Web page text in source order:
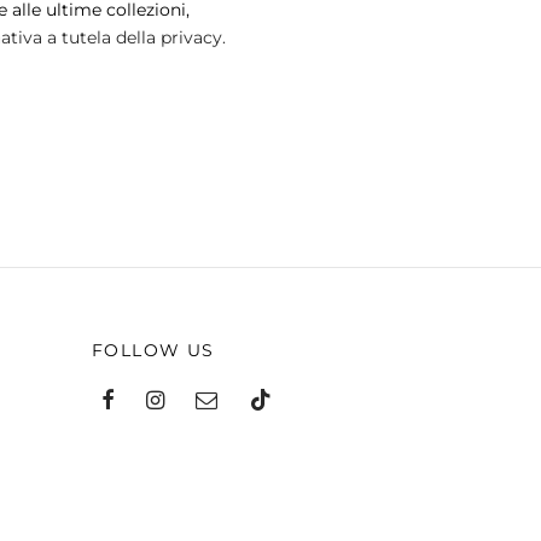
alle ultime collezioni,
a tutela della privacy.
FOLLOW US